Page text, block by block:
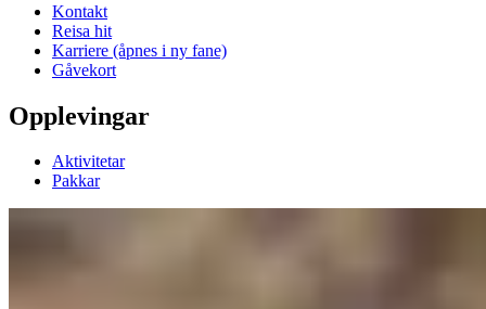
Kontakt
Reisa hit
Karriere (åpnes i ny fane)
Gåvekort
Opplevingar
Aktivitetar
Pakkar